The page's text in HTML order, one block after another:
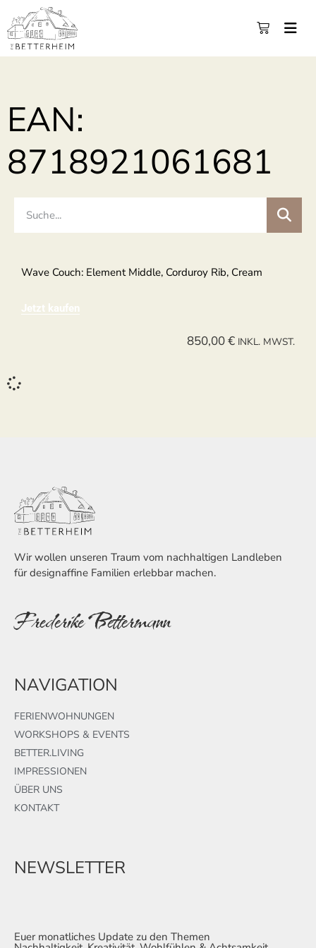
EAN:
8718921061681
Wave Couch: Element Middle, Corduroy Rib, Cream
Jetzt kaufen
850,00€ INKL. MWST.
Wir wollen unseren Traum vom nachhaltigen Landleben
für designaffine Familien erlebbar machen.
Frederike Bettermann
NAVIGATION
FERIENWOHNUNGEN
WORKSHOPS & EVENTS
BETTER.LIVING
IMPRESSIONEN
ÜBER UNS
KONTAKT
NEWSLETTER
Euer monatliches Update zu den Themen